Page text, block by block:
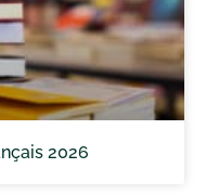
2026